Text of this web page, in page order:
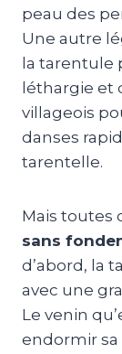
peau des
Une autre
la tarentule
léthargie et
villageois
danses
tarentelle.
Mais toutes
sans
d’abord, la
avec une
Le venin
endormir